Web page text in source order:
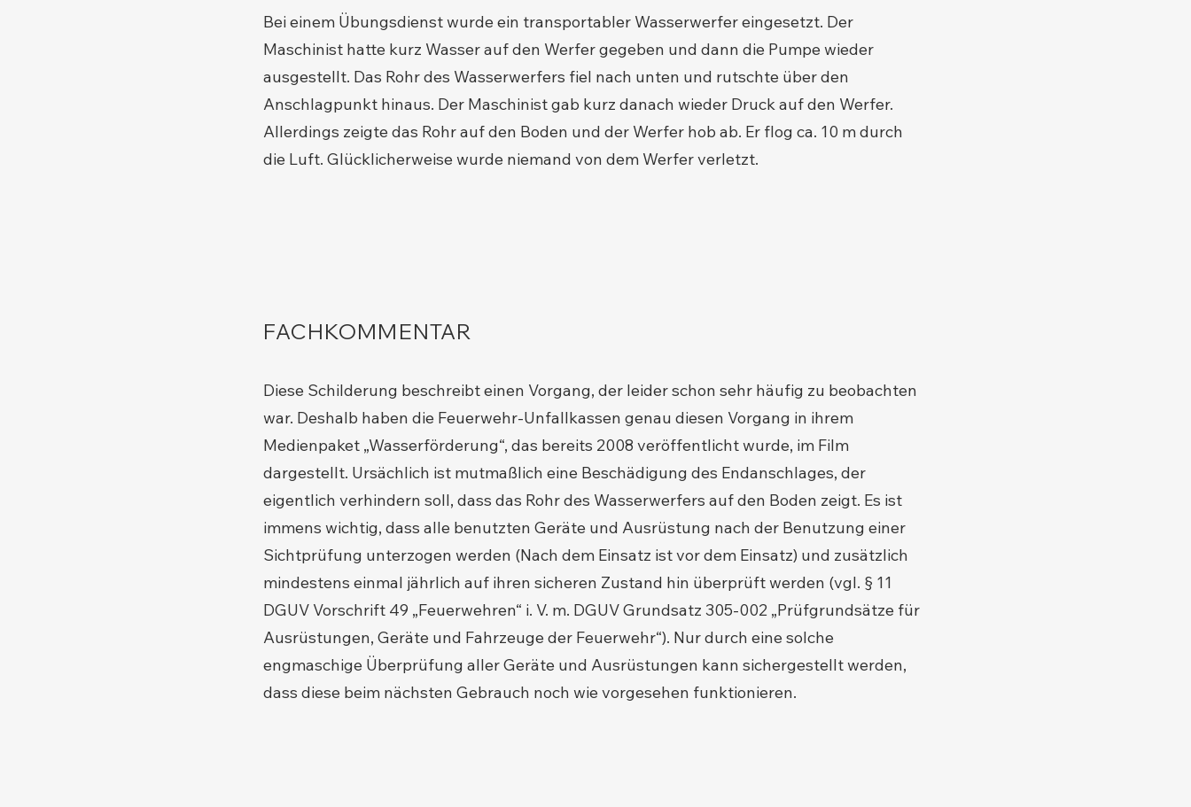
Bei einem Übungsdienst wurde ein transportabler Wasserwerfer eingesetzt. Der
Maschinist hatte kurz Wasser auf den Werfer gegeben und dann die Pumpe wieder
ausgestellt. Das Rohr des Wasserwerfers fiel nach unten und rutschte über den
Anschlagpunkt hinaus. Der Maschinist gab kurz danach wieder Druck auf den Werfer.
Allerdings zeigte das Rohr auf den Boden und der Werfer hob ab. Er flog ca. 10 m durch
die Luft. Glücklicherweise wurde niemand von dem Werfer verletzt.
FACHKOMMENTAR
Diese Schilderung beschreibt einen Vorgang, der leider schon sehr häufig zu beobachten
war. Deshalb haben die Feuerwehr-Unfallkassen genau diesen Vorgang in ihrem
Medienpaket „Wasserförderung“, das bereits 2008 veröffentlicht wurde, im Film
dargestellt. Ursächlich ist mutmaßlich eine Beschädigung des Endanschlages, der
eigentlich verhindern soll, dass das Rohr des Wasserwerfers auf den Boden zeigt. Es ist
immens wichtig, dass alle benutzten Geräte und Ausrüstung nach der Benutzung einer
Sichtprüfung unterzogen werden (Nach dem Einsatz ist vor dem Einsatz) und zusätzlich
mindestens einmal jährlich auf ihren sicheren Zustand hin überprüft werden (vgl. § 11
DGUV Vorschrift 49 „Feuerwehren“ i. V. m. DGUV Grundsatz 305-002 „Prüfgrundsätze für
Ausrüstungen, Geräte und Fahrzeuge der Feuerwehr“). Nur durch eine solche
engmaschige Überprüfung aller Geräte und Ausrüstungen kann sichergestellt werden,
dass diese beim nächsten Gebrauch noch wie vorgesehen funktionieren.